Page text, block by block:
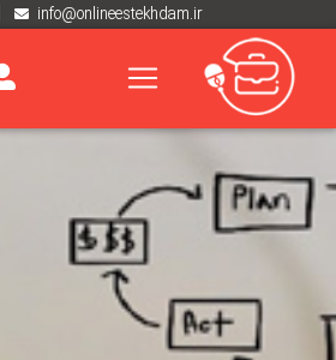
info@onlineestekhdam.ir
خانه
های
شغلی